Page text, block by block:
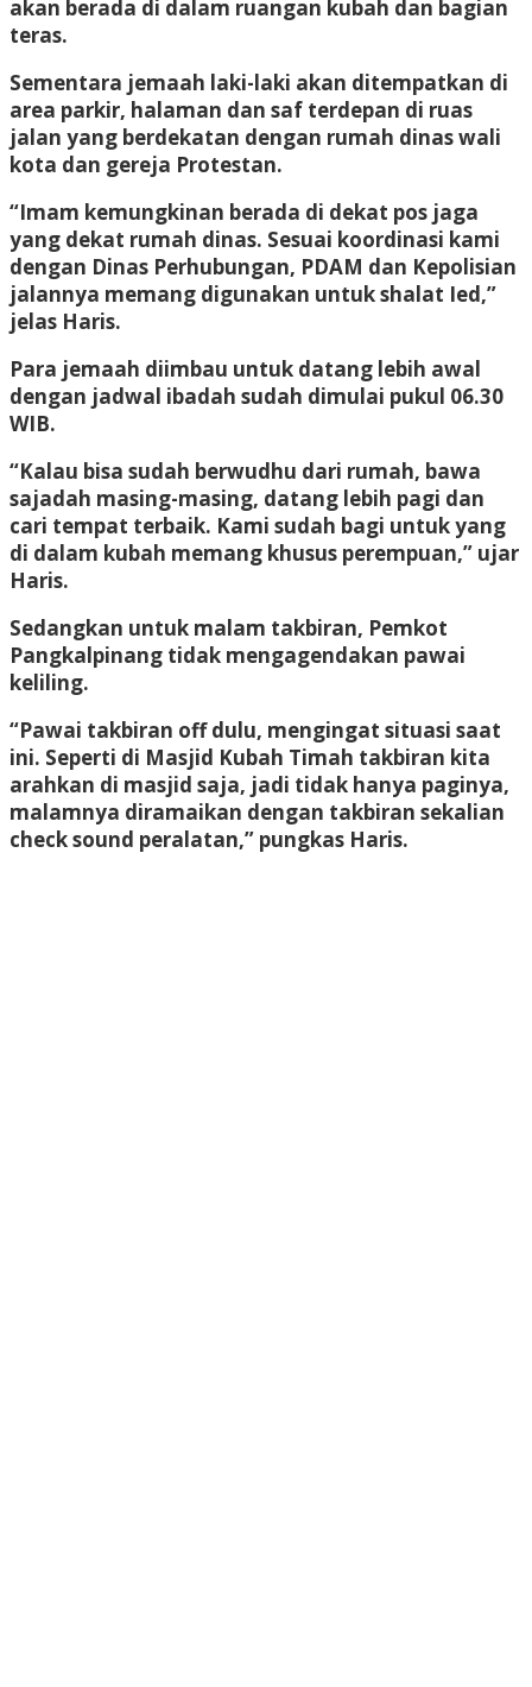
akan berada di dalam ruangan kubah dan bagian
teras.
Sementara jemaah laki-laki akan ditempatkan di
area parkir, halaman dan saf terdepan di ruas
jalan yang berdekatan dengan rumah dinas wali
kota dan gereja Protestan.
“Imam kemungkinan berada di dekat pos jaga
yang dekat rumah dinas. Sesuai koordinasi kami
dengan Dinas Perhubungan, PDAM dan Kepolisian
jalannya memang digunakan untuk shalat Ied,”
jelas Haris.
Para jemaah diimbau untuk datang lebih awal
dengan jadwal ibadah sudah dimulai pukul 06.30
WIB.
“Kalau bisa sudah berwudhu dari rumah, bawa
sajadah masing-masing, datang lebih pagi dan
cari tempat terbaik. Kami sudah bagi untuk yang
di dalam kubah memang khusus perempuan,” ujar
Haris.
Sedangkan untuk malam takbiran, Pemkot
Pangkalpinang tidak mengagendakan pawai
keliling.
“Pawai takbiran off dulu, mengingat situasi saat
ini. Seperti di Masjid Kubah Timah takbiran kita
arahkan di masjid saja, jadi tidak hanya paginya,
malamnya diramaikan dengan takbiran sekalian
check sound peralatan,” pungkas Haris.